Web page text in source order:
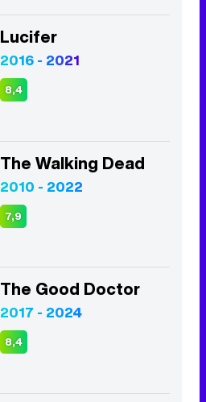
Lucifer
2016 - 2021
8,4
The Walking Dead
2010 - 2022
7,9
The Good Doctor
2017 - 2024
8,4